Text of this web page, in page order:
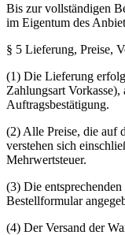
Bis zur vollständigen
im Eigentum des
§ 5 Lieferung, Preise,
(1) Die Lieferung
Zahlungsart
Auftragsbestätigung.
(2) Alle Preise, die auf
verstehen sich
Mehrwertsteuer.
(3) Die
Bestellformular
(4) Der Versand der